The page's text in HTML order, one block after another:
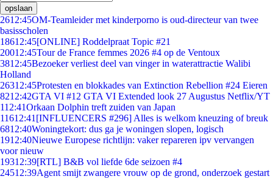
opslaan
2612:45OM-Teamleider met kinderporno is oud-directeur van twee
basisscholen
18612:45[ONLINE] Roddelpraat Topic #21
20012:45Tour de France femmes 2026 #4 op de Ventoux
3812:45Bezoeker verliest deel van vinger in waterattractie Walibi
Holland
26312:45Protesten en blokkades van Extinction Rebellion #24 Eieren
8212:42GTA VI #12 GTA VI Extended look 27 Augustus Netflix/YT
112:41Orkaan Dolphin treft zuiden van Japan
11612:41 [INFLUENCERS #296] Alles is welkom kneuzing of breuk
6812:40Woningtekort: dus ga je woningen slopen, logisch
1912:40Nieuwe Europese richtlijn: vaker repareren ipv vervangen
voor nieuw
19312:39[RTL] B&B vol liefde 6de seizoen #4
24512:39Agent smijt zwangere vrouw op de grond, onderzoek gestart